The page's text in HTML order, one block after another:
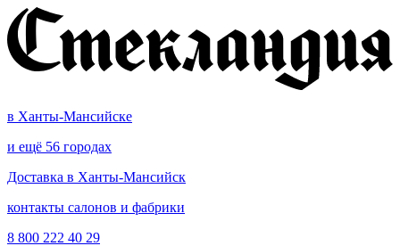
в Ханты-Мансийске
и ещё 56 городах
Доставка в Ханты-Мансийск
контакты салонов и фабрики
8 800 222 40 29